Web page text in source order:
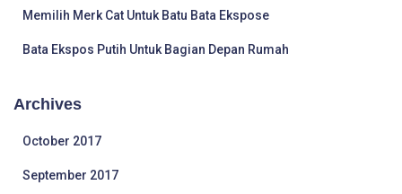
Memilih Merk Cat Untuk Batu Bata Ekspose
Bata Ekspos Putih Untuk Bagian Depan Rumah
Archives
October 2017
September 2017